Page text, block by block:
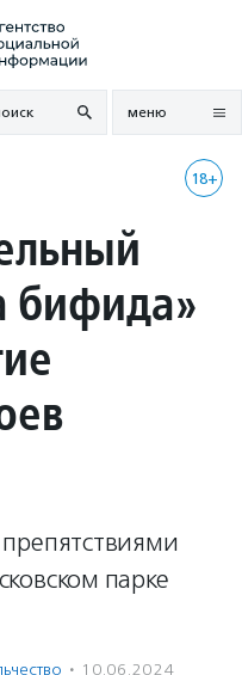
меню
18+
бифида»
парке
· 10.06.2024